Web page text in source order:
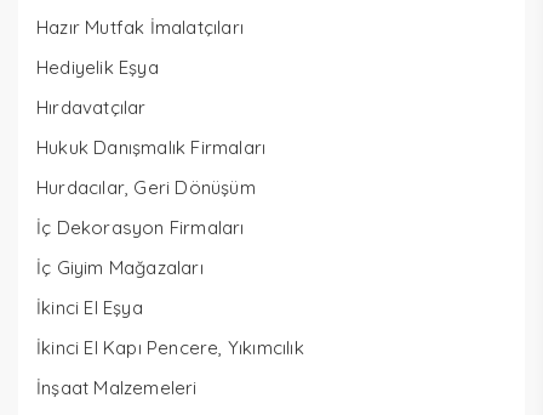
Hazır Mutfak İmalatçıları
Hediyelik Eşya
Hırdavatçılar
Hukuk Danışmalık Firmaları
Hurdacılar, Geri Dönüşüm
İç Dekorasyon Firmaları
İç Giyim Mağazaları
İkinci El Eşya
İkinci El Kapı Pencere, Yıkımcılık
İnşaat Malzemeleri